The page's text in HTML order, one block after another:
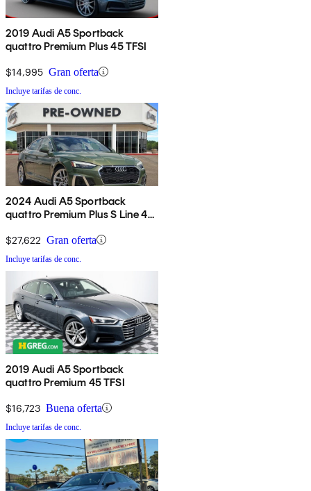
2019 Audi A5 Sportback
quattro Premium Plus 45 TFSI
$14,995 Gran oferta
Incluye tarifas de conc.
2024 Audi A5 Sportback
quattro Premium Plus S Line 45
$27,622 Gran oferta
Incluye tarifas de conc.
2019 Audi A5 Sportback
quattro Premium 45 TFSI
$16,723 Buena oferta
Incluye tarifas de conc.